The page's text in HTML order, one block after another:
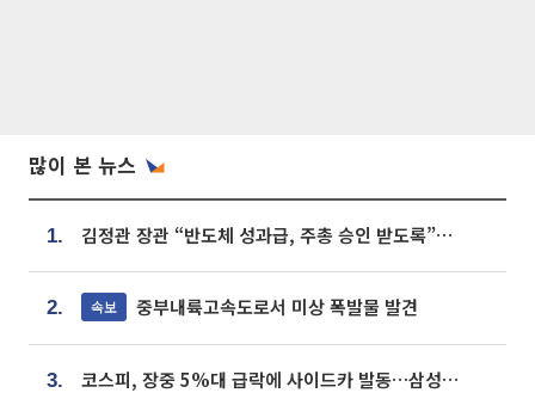
많이 본 뉴스
1. 김정관 장관 “반도체 성과급, 주총 승인 받도록”…상법·자본시장법 개정 시사
2. 속보 중부내륙고속도로서 미상 폭발물 발견
3. 코스피, 장중 5%대 급락에 사이드카 발동…삼성·SK 동반 폭락